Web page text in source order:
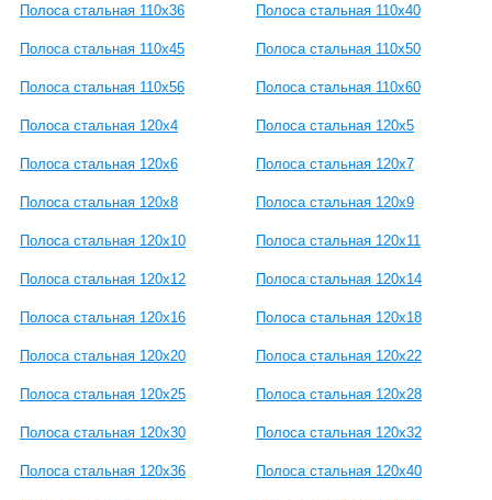
Полоса стальная 110x36 Полоса стальная 110x40
Полоса стальная 110x45 Полоса стальная 110x50
Полоса стальная 110x56 Полоса стальная 110x60
Полоса стальная 120x4 Полоса стальная 120x5
Полоса стальная 120x6 Полоса стальная 120x7
Полоса стальная 120x8 Полоса стальная 120x9
Полоса стальная 120x10 Полоса стальная 120x11
Полоса стальная 120x12 Полоса стальная 120x14
Полоса стальная 120x16 Полоса стальная 120x18
Полоса стальная 120x20 Полоса стальная 120x22
Полоса стальная 120x25 Полоса стальная 120x28
Полоса стальная 120x30 Полоса стальная 120x32
Полоса стальная 120x36 Полоса стальная 120x40